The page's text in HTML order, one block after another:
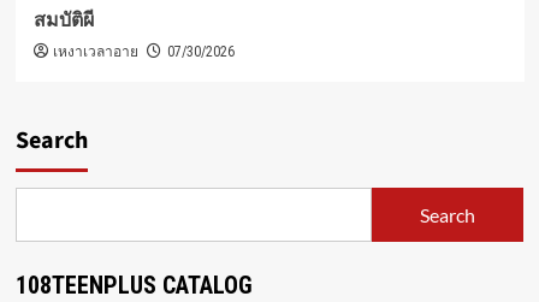
สมบัติผี
เหงาเวลาอาย 07/30/2026
Search
Search
108TEENPLUS CATALOG